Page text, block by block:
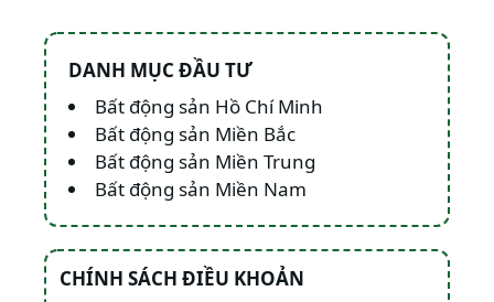
DANH MỤC ĐẦU TƯ
Bất động sản Hồ Chí Minh
Bất động sản Miền Bắc
Bất động sản Miền Trung
Bất động sản Miền Nam
CHÍNH SÁCH ĐIỀU KHOẢN